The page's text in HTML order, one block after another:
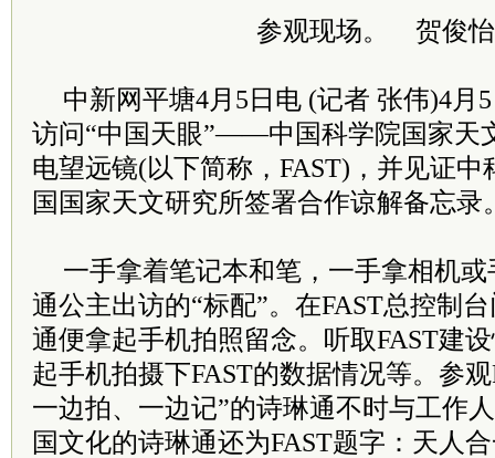
参观现场。 贺俊
中新网平塘4月5日电 (记者 张伟)4月
访问“中国天眼”——中国科学院国家天
电望远镜(以下简称，FAST)，并见证
国国家天文研究所签署合作谅解备忘录
一手拿着笔记本和笔，一手拿相机
通公主出访的“标配”。在FAST总控制
通便拿起手机拍照留念。听取FAST建
起手机拍摄下FAST的数据情况等。参
一边拍、一边记”的诗琳通不时与工作
国文化的诗琳通还为FAST题字：天人